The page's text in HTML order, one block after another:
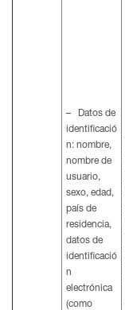
– Datos de
identificació
n: nombre,
nombre de
usuario,
sexo, edad,
país de
residencia,
datos de
identificació
n
electrónica
(como